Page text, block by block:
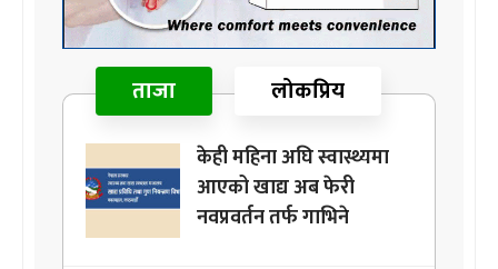
ताजा लोकप्रिय
केही महिना अघि स्वास्थ्यमा
आएको खाद्य अब फेरी
नवप्रवर्तन तर्फ गाभिने